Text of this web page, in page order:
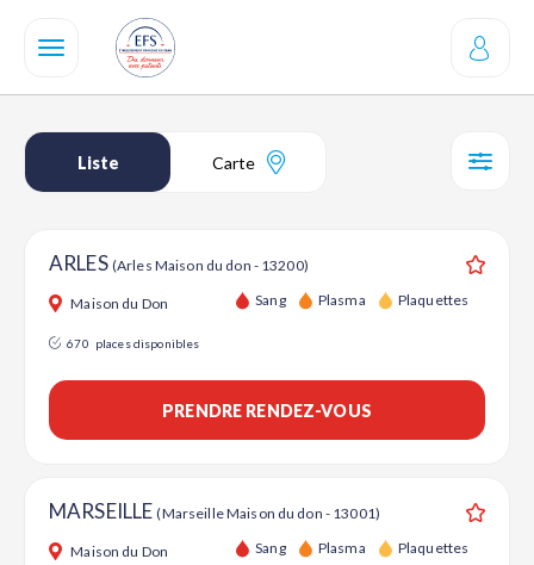
contenu
Liste Carte
ARLES (Arles Maison du don - 13200)
Maison du Don Sang Plasma Plaquettes
670 places disponibles
PRENDRE RENDEZ-VOUS
MARSEILLE(Marseille Maison du don - 13001)
Maison du Don Sang Plasma Plaquettes